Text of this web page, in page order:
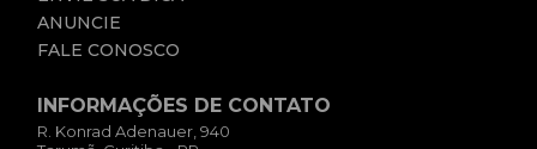
ANUNCIE
FALE CONOSCO
INFORMAÇÕES DE CONTATO
R. Konrad Adenauer, 940